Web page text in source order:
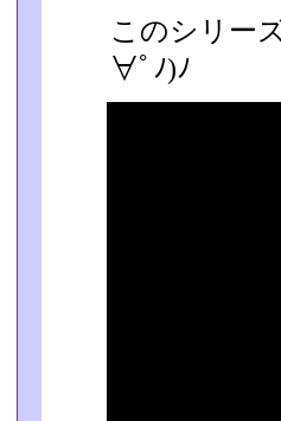
このシリー
∀ﾟﾉ)ﾉ